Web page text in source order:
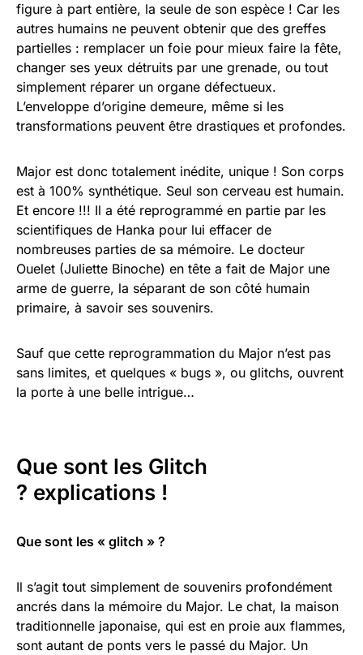
figure à part entière, la seule de son espèce ! Car les
autres humains ne peuvent obtenir que des greffes
partielles : remplacer un foie pour mieux faire la fête,
changer ses yeux détruits par une grenade, ou tout
simplement réparer un organe défectueux.
L’enveloppe d’origine demeure, même si les
transformations peuvent être drastiques et profondes.
Major est donc totalement inédite, unique ! Son corps
est à 100% synthétique. Seul son cerveau est humain.
Et encore !!! Il a été reprogrammé en partie par les
scientifiques de Hanka pour lui effacer de
nombreuses parties de sa mémoire. Le docteur
Ouelet (Juliette Binoche) en tête a fait de Major une
arme de guerre, la séparant de son côté humain
primaire, à savoir ses souvenirs.
Sauf que cette reprogrammation du Major n’est pas
sans limites, et quelques « bugs », ou glitchs, ouvrent
la porte à une belle intrigue…
Que sont les Glitch
? explications !
Que sont les « glitch » ?
Il s’agit tout simplement de souvenirs profondément
ancrés dans la mémoire du Major. Le chat, la maison
traditionnelle japonaise, qui est en proie aux flammes,
sont autant de ponts vers le passé du Major. Un